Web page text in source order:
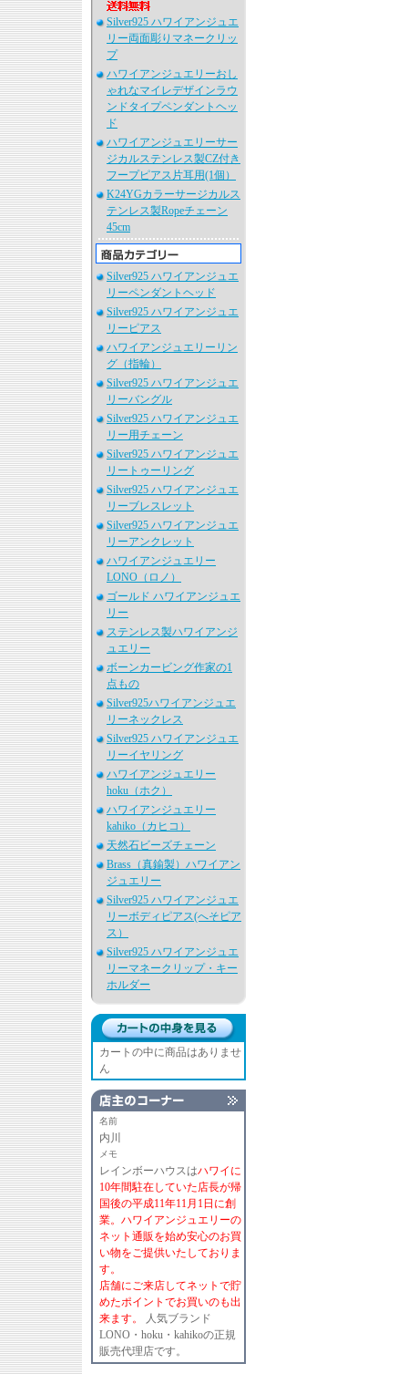
Silver925 ハワイアンジュエ
リー両面彫りマネークリッ
プ
ハワイアンジュエリーおし
ゃれなマイレデザインラウ
ンドタイプペンダントヘッ
ド
ハワイアンジュエリーサー
ジカルステンレス製CZ付き
フープピアス片耳用(1個）
K24YGカラーサージカルス
テンレス製Ropeチェーン
45cm
Silver925 ハワイアンジュエ
リーペンダントヘッド
Silver925 ハワイアンジュエ
リーピアス
ハワイアンジュエリーリン
グ（指輪）
Silver925 ハワイアンジュエ
リーバングル
Silver925 ハワイアンジュエ
リー用チェーン
Silver925 ハワイアンジュエ
リートゥーリング
Silver925 ハワイアンジュエ
リーブレスレット
Silver925 ハワイアンジュエ
リーアンクレット
ハワイアンジュエリー
LONO（ロノ）
ゴールド ハワイアンジュエ
リー
ステンレス製ハワイアンジ
ュエリー
ボーンカービング作家の1
点もの
Silver925ハワイアンジュエ
リーネックレス
Silver925 ハワイアンジュエ
リーイヤリング
ハワイアンジュエリー
hoku（ホク）
ハワイアンジュエリー
kahiko（カヒコ）
天然石ビーズチェーン
Brass（真鍮製）ハワイアン
ジュエリー
Silver925 ハワイアンジュエ
リーボディピアス(へそピア
ス）
Silver925 ハワイアンジュエ
リーマネークリップ・キー
ホルダー
カートの中に商品はありませ
ん
名前
内川
メモ
レインボーハウスはハワイに
10年間駐在していた店長が帰
国後の平成11年11月1日に創
業。ハワイアンジュエリーの
ネット通販を始め安心のお買
い物をご提供いたしておりま
す。
店舗にご来店してネットで貯
めたポイントでお買いのも出
来ます。
人気ブランド
LONO・hoku・kahikoの正規
販売代理店です。